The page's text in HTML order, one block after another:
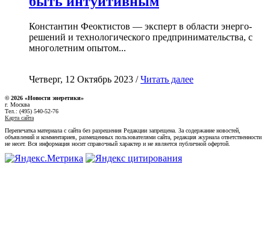
Константин Феоктистов — эксперт в области энерго-
решений и технологического предпринимательства, с
многолетним опытом...
Четверг, 12 Октябрь 2023 /Читать далее
© 2026 «Новости энеретики»
г. Москва
Тел.: (495) 540-52-76
Карта сайта
Перепечатка материала с сайта без разрешения Редакции запрещена. За содержание новостей,
объявлений и комментариев, размещенных пользователями сайта, редакция журнала ответственности
не несет. Вся информация носит справочный характер и не является публичной офертой.